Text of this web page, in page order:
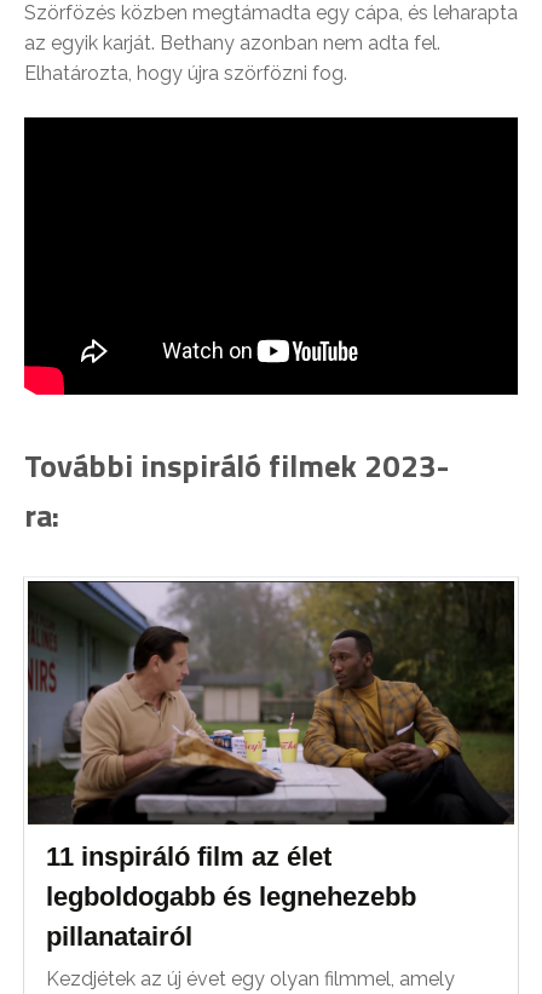
Szörfözés közben megtámadta egy cápa, és leharapta
az egyik karját. Bethany azonban nem adta fel.
Elhatározta, hogy újra szörfözni fog.
További inspiráló filmek 2023-
ra:
11 inspiráló film az élet
legboldogabb és legnehezebb
pillanatairól
Kezdjétek az új évet egy olyan filmmel, amely